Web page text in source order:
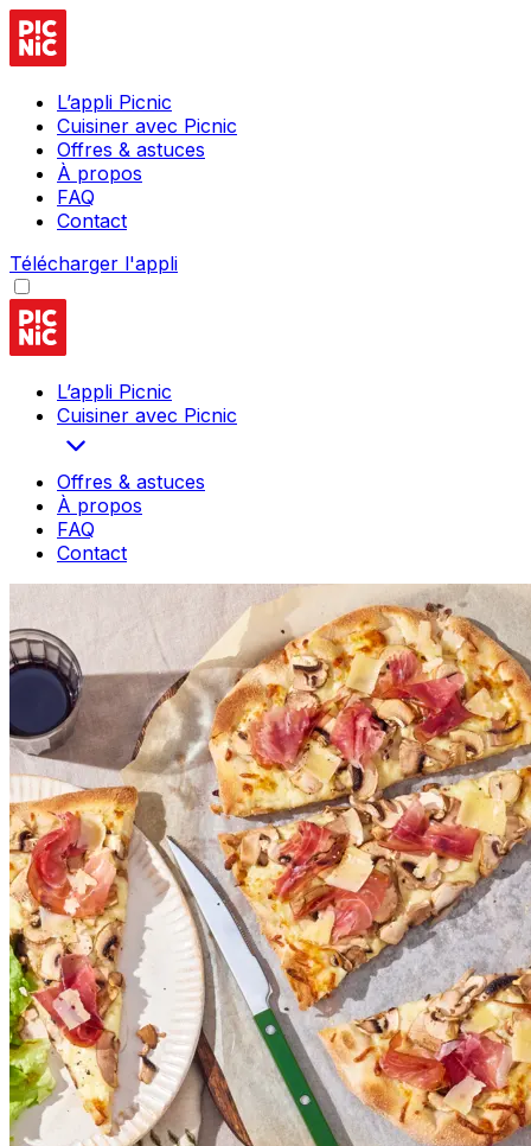
L’appli Picnic
Cuisiner avec Picnic
Offres & astuces
À propos
FAQ
Contact
Télécharger l'appli
L’appli Picnic
Cuisiner avec Picnic
Offres & astuces
À propos
FAQ
Contact